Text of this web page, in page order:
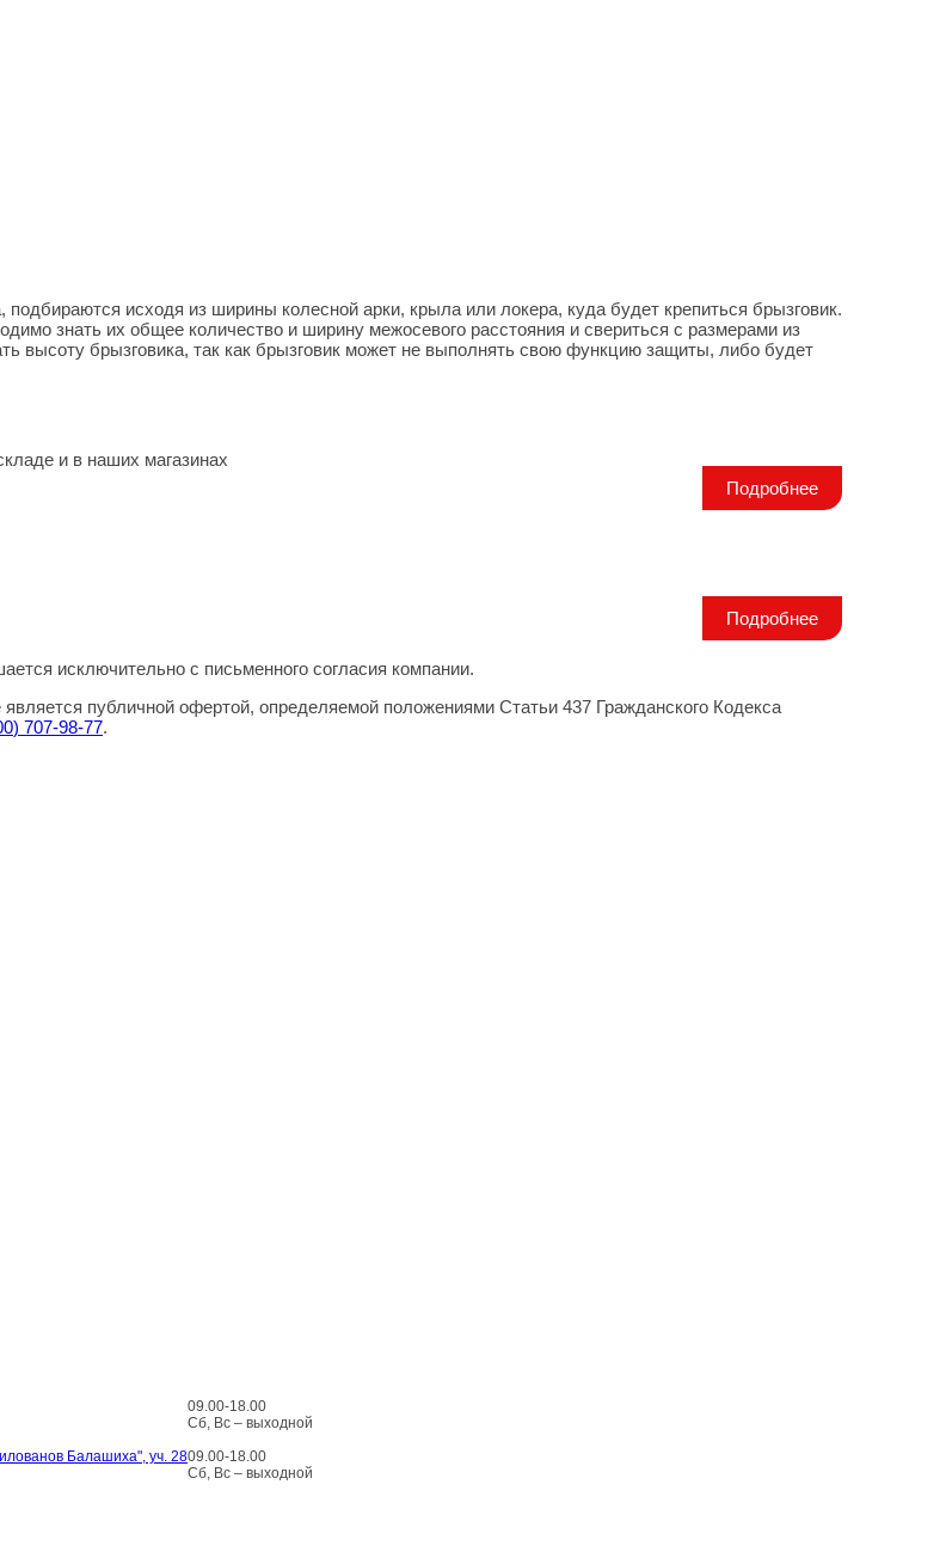
исходя из ширины колесной арки, крыла или локера, куда будет крепиться брызговик.
знать их общее количество и ширину межосевого расстояния и свериться с размерами из
высоту брызговика, так как брызговик может не выполнять свою функцию защиты, либо будет
и в наших магазинах
Подробнее
Подробнее
исключительно с письменного согласия компании.
публичной офертой, определяемой положениями Статьи 437 Гражданского Кодекса
) 707-98-77.
09.00-18.00
Сб, Вс – выходной
Балашиха", уч. 2809.00-18.00
Сб, Вс – выходной